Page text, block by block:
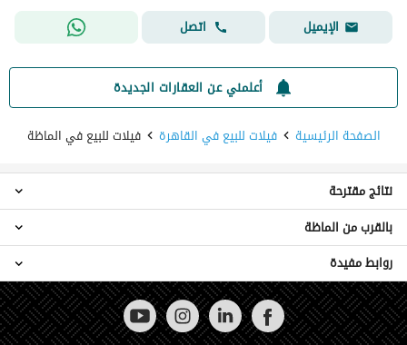
الإيميل
اتصل
أعلمني عن العقارات الجديدة
الصفحة الرئيسية
فيلات للبيع في القاهرة فيلات للبيع في الماظة
فيلات 3 غرف نوم للبيع في الماظة
فيلات 6 غرف نوم للبيع في الماظة
شقق للبيع في الماظة
شقق فندقية للبيع في الماظة
بنتهاوس للبيع في الماظة
نتائج مقترحة
فيلات للبيع في مصر الجديدة
فيلات للبيع في شيراتون
فيلات للبيع في مدينة نصر
فيلات للبيع في المقطم
بالقرب من الماظة
عقارات للبيع في القاهرة
روابط مفيدة